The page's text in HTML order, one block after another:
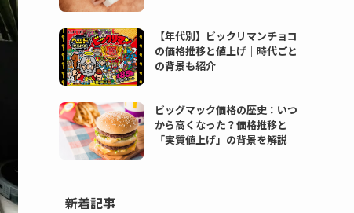
【年代別】ビックリマンチョコ
の価格推移と値上げ｜時代ごと
の背景も紹介
ビッグマック価格の歴史：いつ
から高くなった？価格推移と
「実質値上げ」の背景を解説
新着記事